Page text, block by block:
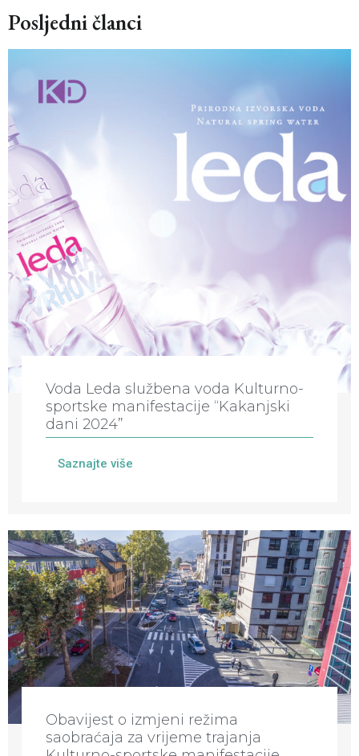
Posljedni članci
Voda Leda službena voda Kulturno-
sportske manifestacije “Kakanjski
dani 2024”
Saznajte više
Obavijest o izmjeni režima
saobraćaja za vrijeme trajanja